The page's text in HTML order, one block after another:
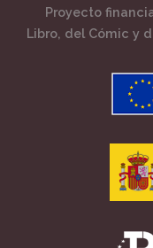
Proyecto
Libro, del Cómic y